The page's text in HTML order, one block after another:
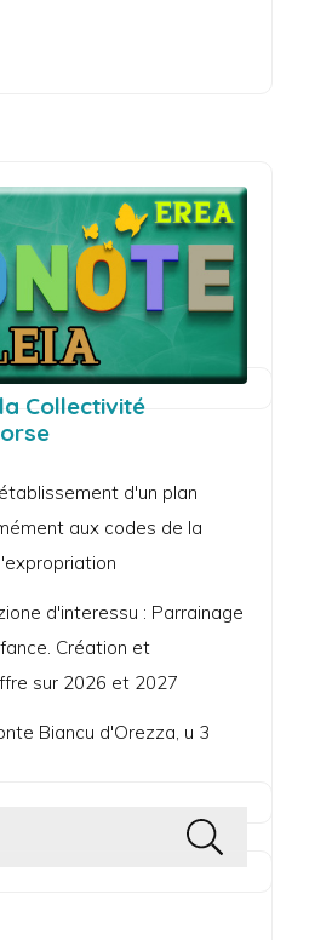
Collectivité
d'un plan
aux codes de la
d'interessu : Parrainage
Création et
sur 2026 et 2027
Biancu d'Orezza, u 3